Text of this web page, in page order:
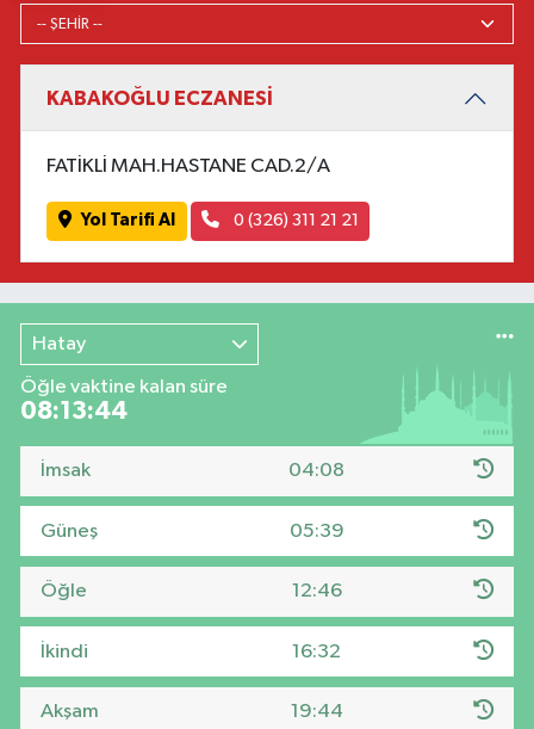
KABAKOĞLU ECZANESİ
FATİKLİ MAH.HASTANE CAD.2/A
Yol Tarifi Al 0 (326) 311 21 21
Hatay
Öğle vaktine kalan süre
08:13:44
İmsak 04:08
Güneş 05:39
Öğle 12:46
İkindi 16:32
Akşam 19:44